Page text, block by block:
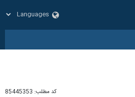
کد مطلب: 85445353